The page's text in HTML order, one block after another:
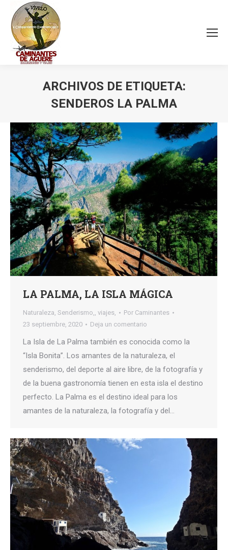
ARCHIVOS DE ETIQUETA:
SENDEROS LA PALMA
LA PALMA, LA ISLA MÁGICA
Naturaleza, Senderismo,, viajes, Por Caminantes
23 septiembre, 2020
Deja un comentario
La Isla de La Palma también es conocida como la
“Isla Bonita”. Los amantes de la naturaleza, el
senderismo, del deporte al aire libre, de la fotografía y
de la buena gastronomía tienen en esta isla el destino
perfecto. La Palma es el destino ideal para los
amantes de la naturaleza, la fotografía y del…